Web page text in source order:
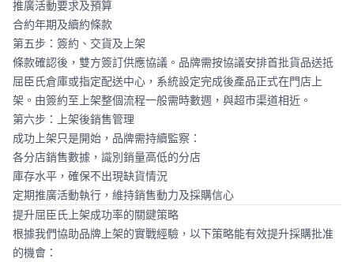
推廣活動要求及預算
合約年期及續約條款
第五步：簽約、交貨及上架
條款確認後，雙方簽訂供應協議。品牌需按協議安排首批貨品送抵
屈臣氏倉庫或指定配送中心，系統設定完成後產品正式在門店上
架。由簽約至上架整個流程一般需時數週，與超市渠道相近。
第六步：上架後銷售管理
成功上架只是開始，品牌需持續監察：
各分店銷售數據，識別銷量高低的分店
庫存水平，確保不出現缺貨情況
定期推廣活動執行，維持銷售動力及採購信心
提升屈臣氏上架成功率的關鍵策略
根據我們協助品牌上架的實戰經驗，以下策略能有效提升採購批准
的機會：